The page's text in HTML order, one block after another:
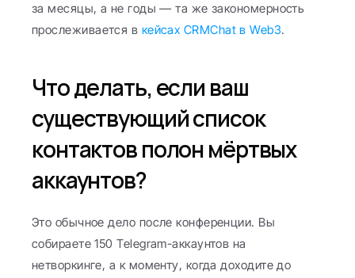
за месяцы, а не годы — та же закономерность
прослеживается в кейсах CRMChat в Web3.
Что делать, если ваш
существующий список
контактов полон мёртвых
аккаунтов?
Это обычное дело после конференции. Вы
собираете 150 Telegram-аккаунтов на
нетворкинге, а к моменту, когда доходите до